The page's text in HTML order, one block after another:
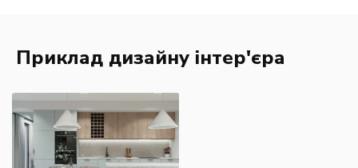
Приклад дизайну інтер'єра